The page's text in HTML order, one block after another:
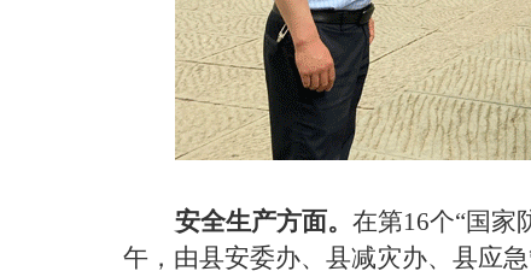
安全生产方面。 在第16个“国家
午，由县安委办、县减灾办、县应